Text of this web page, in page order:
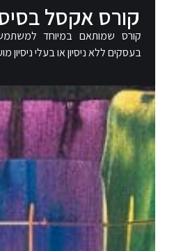
קורס אקסל
קורס שמותאם במיוחד
בעסקים ללא ניסיון או בעלי ניסיון